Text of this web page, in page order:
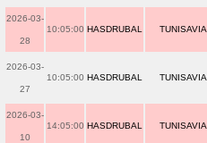
2026-03-
28
10:05:00 HASDRUBAL TUNISAVIA
2026-03-
27
10:05:00 HASDRUBAL TUNISAVIA
2026-03-
10
14:05:00 HASDRUBAL TUNISAVIA